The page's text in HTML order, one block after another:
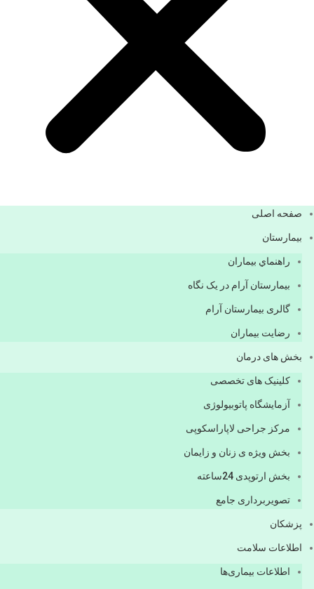
صفحه اصلی
بيمارستان
راهنماي بیماران
بیمارستان آرام در یک نگاه
گالری بیمارستان آرام
رضایت بیماران
بخش های درمان
کلینیک های تخصصی
آزمایشگاه پاتوبیولوژی
مرکز جراحی لاپاراسکوپی
بخش ویژه ی زنان و زایمان
بخش ارتوپدی 24ساعته
تصویربرداری جامع
پزشكان
اطلاعات سلامت
اطلاعات بیماری‌ها